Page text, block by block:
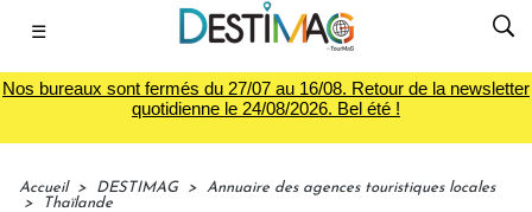
☰
Nos bureaux sont fermés du 27/07 au 16/08. Retour de la newsletter
quotidienne le 24/08/2026. Bel été !
Accueil > DESTIMAG >
Annuaire des agences touristiques locales
>
Thaïlande